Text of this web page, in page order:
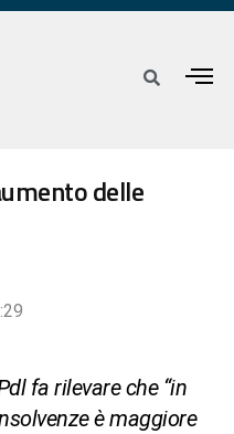
delle
fa rilevare che “in
è maggiore